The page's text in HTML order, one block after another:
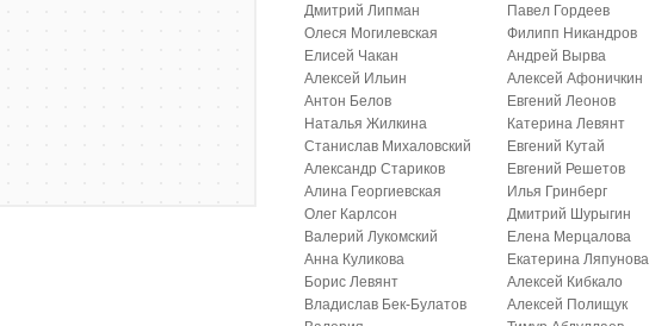
Дмитрий Липман
Олеся Могилевская
Елисей Чакан
Алексей Ильин
Антон Белов
Наталья Жилкина
Станислав Михаловский
Александр Стариков
Алина Георгиевская
Олег Карлсон
Валерий Лукомский
Анна Куликова
Борис Левянт
Владислав Бек-Булатов
Павел Гордеев
Филипп Никандров
Андрей Вырва
Алексей Афоничкин
Евгений Леонов
Катерина Левянт
Евгений Кутай
Евгений Решетов
Илья Гринберг
Дмитрий Шурыгин
Елена Мерцалова
Екатерина Ляпунова
Алексей Кибкало
Алексей Полищук